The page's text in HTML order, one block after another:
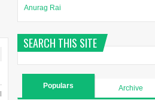
Anurag Rai
SEARCH THIS SITE
Populars Archive